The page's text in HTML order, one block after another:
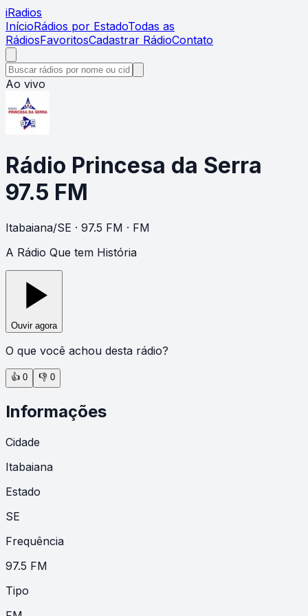
iRadios
InícioRádios por EstadoTodas as
RádiosFavoritosCadastrar RádioContato
Ao vivo
Rádio Princesa da Serra
97.5 FM
Itabaiana/SE · 97.5 FM · FM
A Rádio Que tem História
Ouvir agora
O que você achou desta rádio?
👍 0 👎 0
Informações
Cidade
Itabaiana
Estado
SE
Frequência
97.5 FM
Tipo